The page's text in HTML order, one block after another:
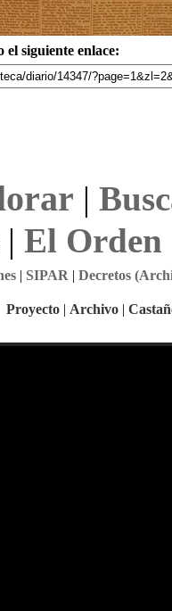
siguiente enlace:
|
El Orden
| SIPAR | Decretos
Proyecto | Archivo |